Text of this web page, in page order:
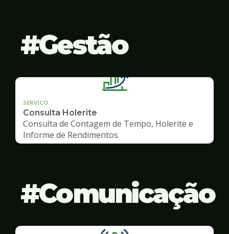
Gestão
SERVICO
Consulta Holerite
Consulta de Contagem de Tempo, Holerite e
Informe de Rendimentos
Comunicação